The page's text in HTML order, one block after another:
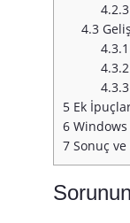
4.2.3
4.3
4.3.1
4.3.2
4.3.3
5 Ek
6 Windows
7 Sonuç